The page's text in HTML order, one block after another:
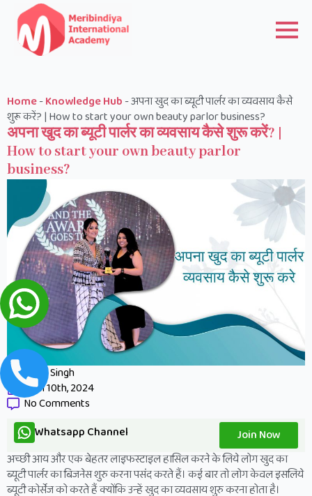
Home-Knowledge Hub -अपना खुद का ब्यूटी पार्लर का व्यवसाय कैसे
शुरू करें? | How to start your own beauty parlor business?
अपना खुद का ब्यूटी पार्लर का व्यवसाय कैसे शुरू करें? |
How to start your own beauty parlor
business?
Priya Singh
April 10th, 2024
No Comments
Whatsapp Channel
Join Now
अच्छी आय और एक बेहतर लाइफस्टाइल हासिल करने के लिये लोग खुद का
ब्यूटी पार्लर का बिजनेस शुरु करना पसंद करते हैं। कई बार तो लोग केवल इसलिये
ब्यूटी कोर्सेज को करते हैं क्योंकि उन्हें खुद का व्यवसाय शुरु करना होता है।